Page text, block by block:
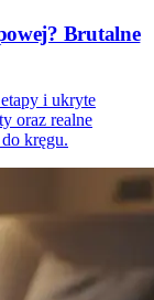
Brutalne
i ukryte
oraz realne
kręgu.